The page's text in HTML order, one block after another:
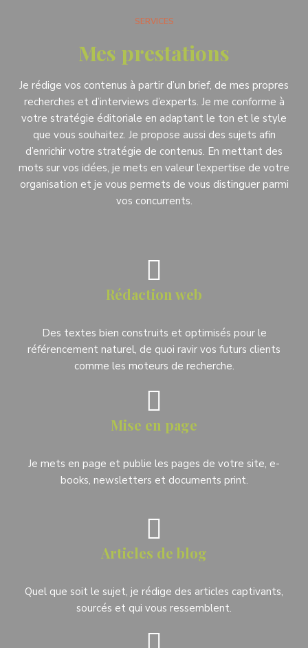
SERVICES
Mes prestations
Je rédige vos contenus à partir d’un brief, de mes propres
recherches et d’interviews d’experts. Je me conforme à
votre stratégie éditoriale en adaptant le ton et le style
que vous souhaitez. Je propose aussi des sujets afin
d’enrichir votre stratégie de contenus. En mettant des
mots sur vos idées, je mets en valeur l’expertise de votre
organisation et je vous permets de vous distinguer parmi
vos concurrents.
Rédaction web
Des textes bien construits et optimisés pour le
référencement naturel, de quoi ravir vos futurs clients
comme les moteurs de recherche.
Mise en page
Je mets en page et publie les pages de votre site, e-
books, newsletters et documents print.
Articles de blog
Quel que soit le sujet, je rédige des articles captivants,
sourcés et qui vous ressemblent.